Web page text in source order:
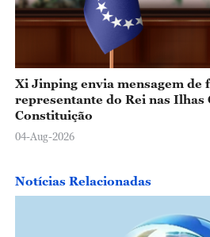
Xi Jinping envia mensagem de
representante do Rei nas Ilhas
Constituição
04-Aug-2026
Notícias Relacionadas